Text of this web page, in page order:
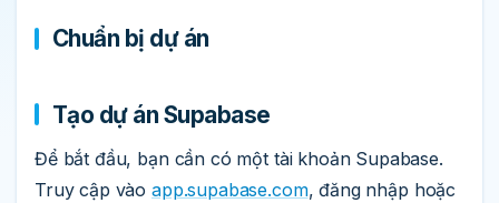
Chuẩn bị dự án
Tạo dự án Supabase
Để bắt đầu, bạn cần có một tài khoản Supabase.
Truy cập vào app.supabase.com, đăng nhập hoặc